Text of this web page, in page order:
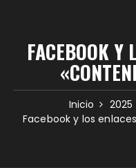
FACEBOOK Y
Inicio 2025
Facebook y los